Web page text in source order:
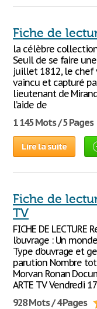
Fiche de
la célèbre
Seuil de se faire
juillet 1812, le chef
vaincu et capturé
lieutenant de
l’aide de
1 145 Mots / 5 Pages
Lire la suite
Fiche de
TV
FICHE DE
l’ouvrage : Un
Type d’ouvrage et
parution Nombre
Morvan Ronan
ARTE TV Vendredi
928 Mots / 4 Pages